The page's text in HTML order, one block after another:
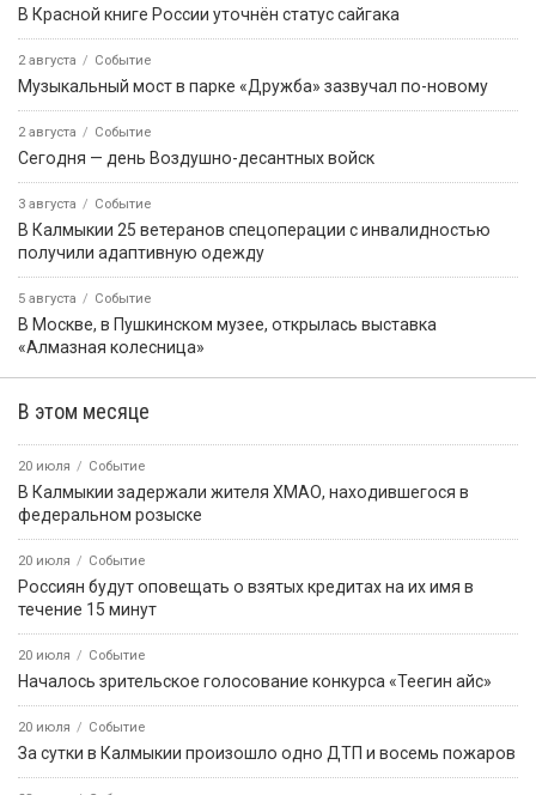
В Красной книге России уточнён статус сайгака
2 августа Событие
Музыкальный мост в парке «Дружба» зазвучал по-новому
2 августа Событие
Сегодня — день Воздушно-десантных войск
3 августа Событие
В Калмыкии 25 ветеранов спецоперации с инвалидностью
получили адаптивную одежду
5 августа Событие
В Москве, в Пушкинском музее, открылась выставка
«Алмазная колесница»
В этом месяце
20 июля Событие
В Калмыкии задержали жителя ХМАО, находившегося в
федеральном розыске
20 июля Событие
Россиян будут оповещать о взятых кредитах на их имя в
течение 15 минут
20 июля Событие
Началось зрительское голосование конкурса «Теегин айс»
20 июля Событие
За сутки в Калмыкии произошло одно ДТП и восемь пожаров